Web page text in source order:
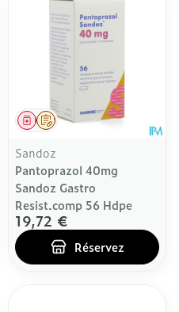
Sur prescription
Médicament
Sandoz
Pantoprazol 40mg
Sandoz Gastro
Resist.comp 56 Hdpe
19,72 €
Réservez